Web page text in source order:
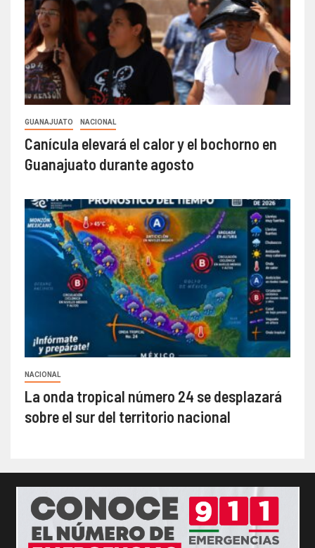
GUANAJUATO NACIONAL
Canícula elevará el calor y el bochorno en
Guanajuato durante agosto
NACIONAL
La onda tropical número 24 se desplazará
sobre el sur del territorio nacional